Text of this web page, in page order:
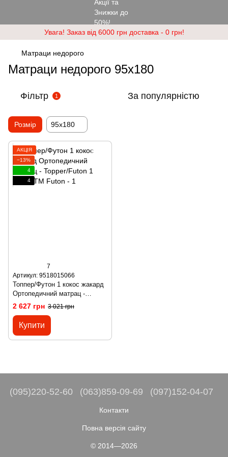
Увага! Заказ від 6000 грн доставка - 0 грн!
Матраци недорого
Матраци недорого 95х180
Фільтр 1 За популярністю
Розмір 95х180
АКЦІЯ
−13%
4
4
7
Артикул: 9518015066
Топпер/Футон 1 кокос жакард
Ортопедичний матрац -
Topper/Futon 1 kokos ТМ Futon
2 627 грн 3 021 грн
Купити
(095)220-52-60 (063)859-09-69 (097)152-04-07
Контакти
Повна версія сайту
© 2014—2026